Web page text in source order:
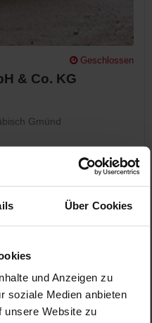
Über Cookies
und Anzeigen zu
soziale Medien anbieten
unsere Website zu
Geschlossen
& Co. KG
Gmünd